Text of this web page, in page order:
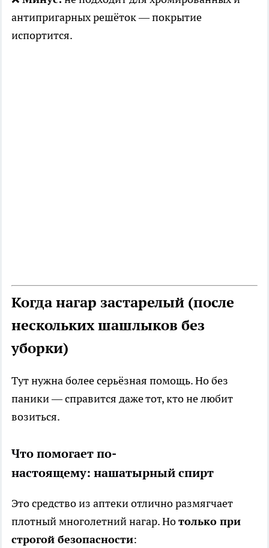
антипригарных решёток — покрытие
испортится.
Когда нагар застарелый (после
нескольких шашлыков без
уборки)
Тут нужна более серьёзная помощь. Но без
паники — справится даже тот, кто не любит
возиться.
Что помогает по-
настоящему: нашатырный спирт
Это средство из аптеки отлично размягчает
плотный многолетний нагар. Нотолько при
строгой безопасности: